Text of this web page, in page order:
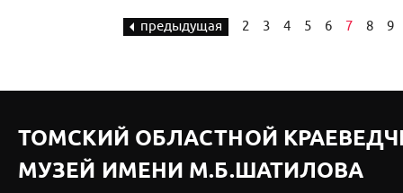
предыдущая 2 3 4 5 6 7 8 9
ТОМСКИЙ ОБЛАСТНОЙ
МУЗЕЙ ИМЕНИ М.Б.ШАТИЛОВА